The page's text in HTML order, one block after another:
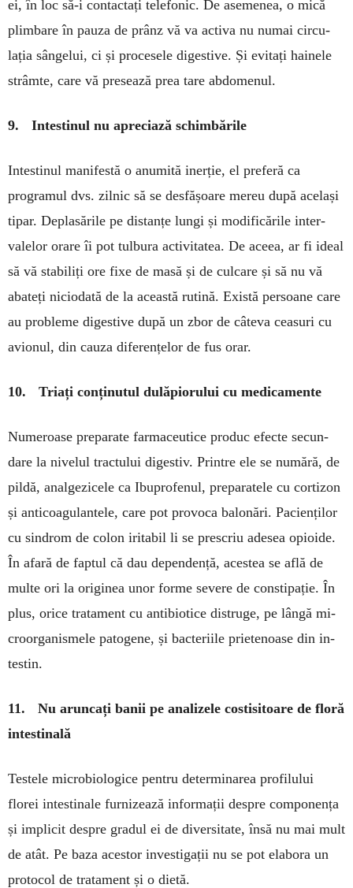
ei, în loc să-i contactați tele­fonic. De ase­me­nea, o mică
plim­bare în pauza de prânz vă va activa nu numai circu­
lația sângelui, ci și pro­cesele diges­tive. Și evitați hai­nele
strâm­te, care vă presează prea tare abdome­nul.
9. Intestinul nu apreciază schimbările
Intestinul manifestă o anumită inerție, el preferă ca
programul dvs. zilnic să se desfășoare mereu după același
tipar. Deplasările pe distanțe lungi și modificările inter­
valelor orare îi pot tulbura acti­vitatea. De aceea, ar fi ideal
să vă stabiliți ore fixe de masă și de cul­care și să nu vă
abateți nicio­dată de la această rutină. Există per­soane care
au probleme diges­tive după un zbor de câteva cea­suri cu
avionul, din cauza dife­ren­țelor de fus orar.
10. Triați conținutul dulăpiorului cu medicamente
Numeroase pre­pa­­rate farma­ceu­tice pro­duc efecte se­cun­
dare la nivelul trac­tului digestiv. Printre ele se numără, de
pil­dă, a­nal­gezicele ca Ibu­­pro­fenul, prepa­rate­le cu cor­tizon
și anticoagu­lan­tele, care pot provoca balonări. Pa­cienților
cu sindrom de colon irita­bil li se pre­scriu adesea opioi­de.
În afa­ră de faptul că dau depen­dență, acestea se află de
multe ori la ori­ginea unor forme se­vere de con­stipație. În
plus, orice tra­tament cu anti­bio­tice dis­tru­ge, pe lân­gă mi­
croor­ga­nismele pato­gene, și bac­te­riile prietenoase din in­
tes­tin.
11. Nu aruncați banii pe analizele costisitoare de floră
intestinală
Testele microbiologice pentru deter­minarea profilului
florei in­tes­tinale furnizează informații des­pre componența
și implicit despre gradul ei de diversitate, însă nu mai mult
de atât. Pe baza acestor investigații nu se pot elabora un
protocol de trata­ment și o dietă.